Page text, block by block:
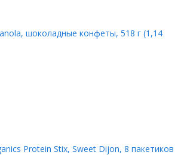
шоколадные конфеты, 518 г (1,14
Protein Stix, Sweet Dijon, 8 пакетиков